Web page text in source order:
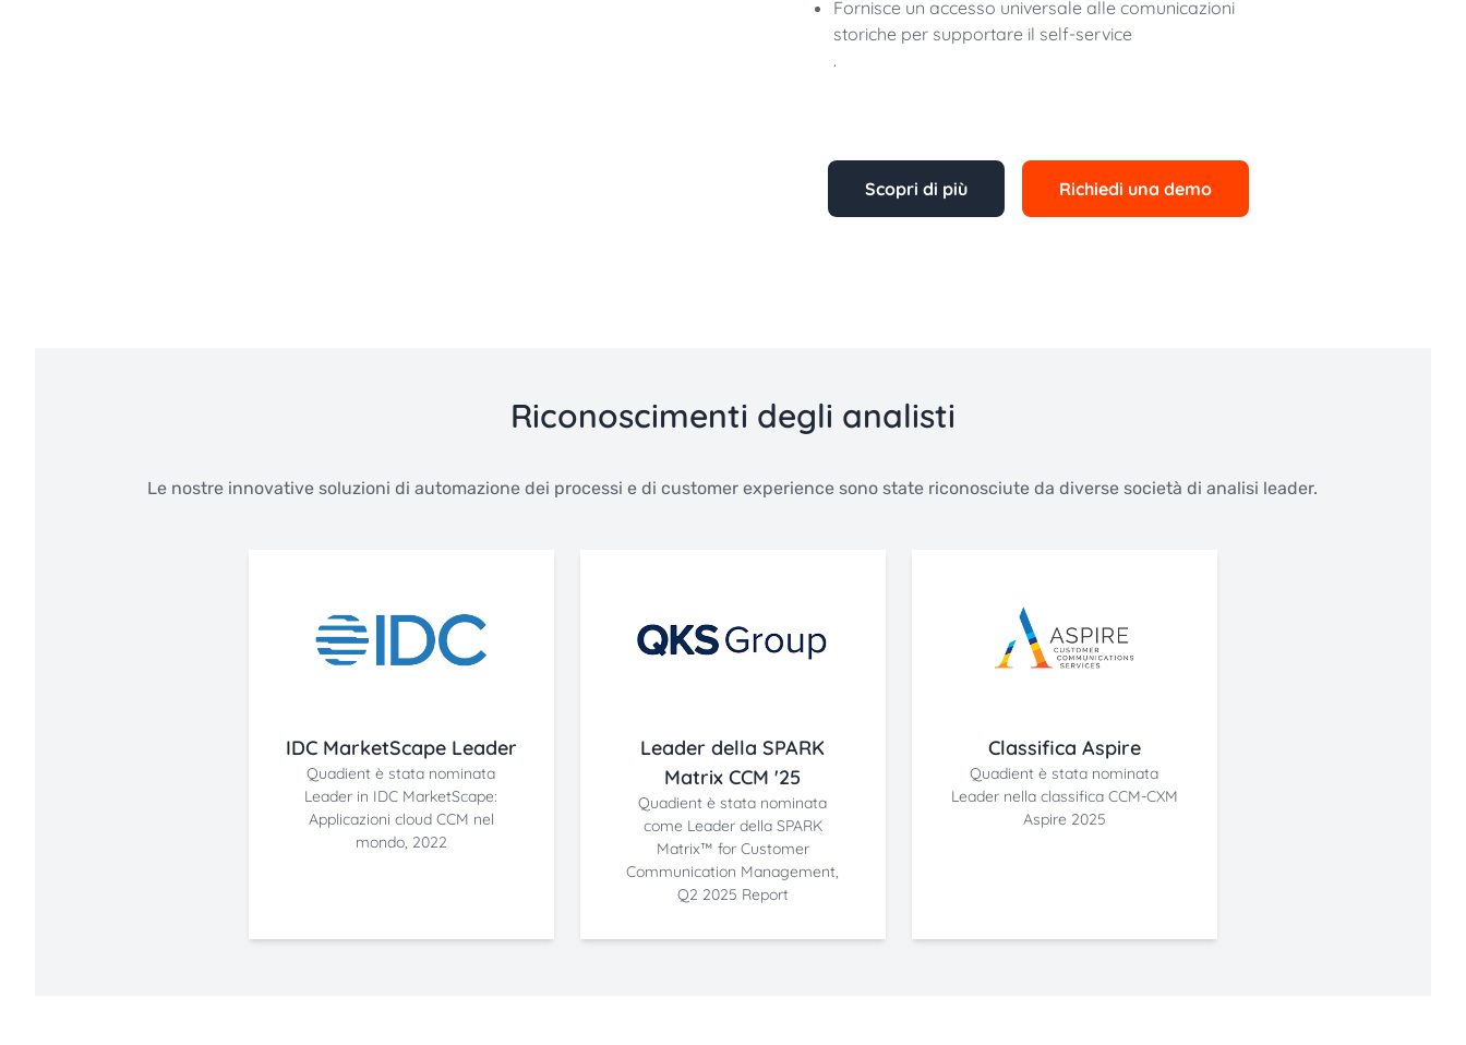
Fornisce un accesso universale alle comunicazioni
storiche per supportare il self-service
.
Scopri di più Richiedi una demo
Riconoscimenti degli analisti
Le nostre innovative soluzioni di automazione dei processi e di customer experience sono state riconosciute da diverse società di analisi leader.
IDC MarketScape Leader
Quadient è stata nominata
Leader in IDC MarketScape:
Applicazioni cloud CCM nel
mondo, 2022
Leader della SPARK
Matrix CCM '25
Quadient è stata nominata
come Leader della SPARK
Matrix™ for Customer
Communication Management,
Q2 2025 Report
Classifica Aspire
Quadient è stata nominata
Leader nella classifica CCM-CXM
Aspire 2025